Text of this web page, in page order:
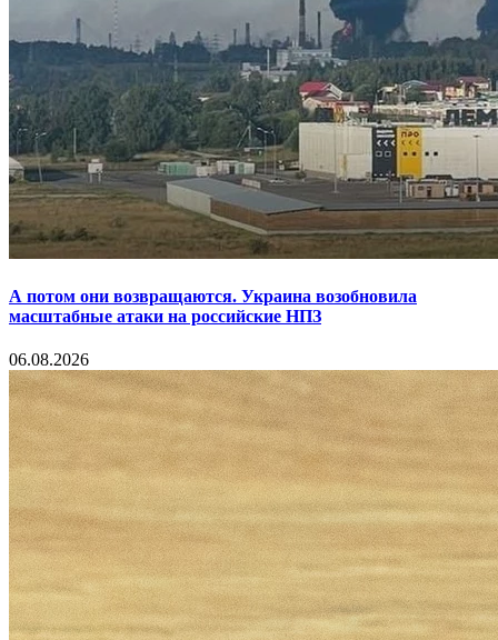
А потом они возвращаются. Украина возобновила
масштабные атаки на российские НПЗ
06.08.2026